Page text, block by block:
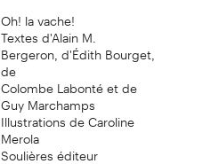
Oh! la vache!
Textes d'Alain M.
Bergeron, d'Édith Bourget,
de
Colombe Labonté et de
Guy Marchamps
Illustrations de Caroline
Merola
Soulières éditeur